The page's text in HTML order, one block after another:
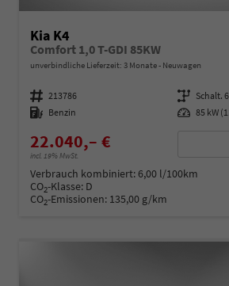
Kia K4
Comfort 1,0 T-GDI 85KW
unverbindliche Lieferzeit: 3 Monate Neuwagen
Fahrzeugnummer 213786 Getriebe Schalt.
Kraftstoff Benzin Leistung 85 kW
22.040,– €
incl. 19% MwSt.
Verbrauch kombiniert:6,00 l/100km
CO2-Klasse: D
CO2-Emissionen: 135,00 g/km